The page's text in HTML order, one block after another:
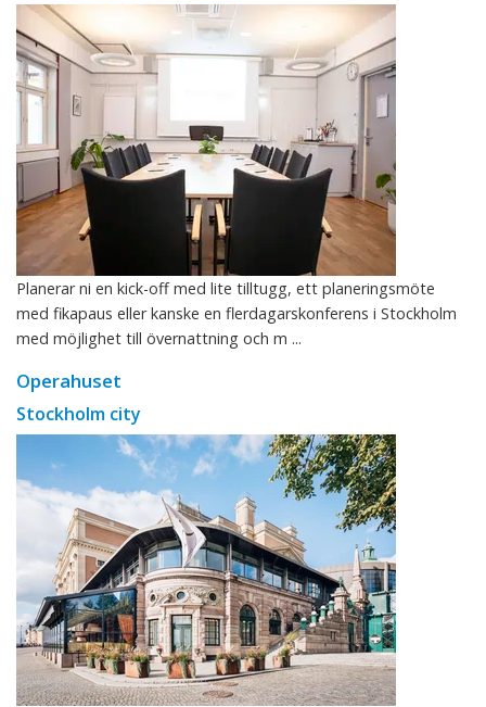
Planerar ni en kick-off med lite tilltugg, ett planeringsmöte
med fikapaus eller kanske en flerdagarskonferens i Stockholm
med möjlighet till övernattning och m ...
Operahuset
Stockholm city